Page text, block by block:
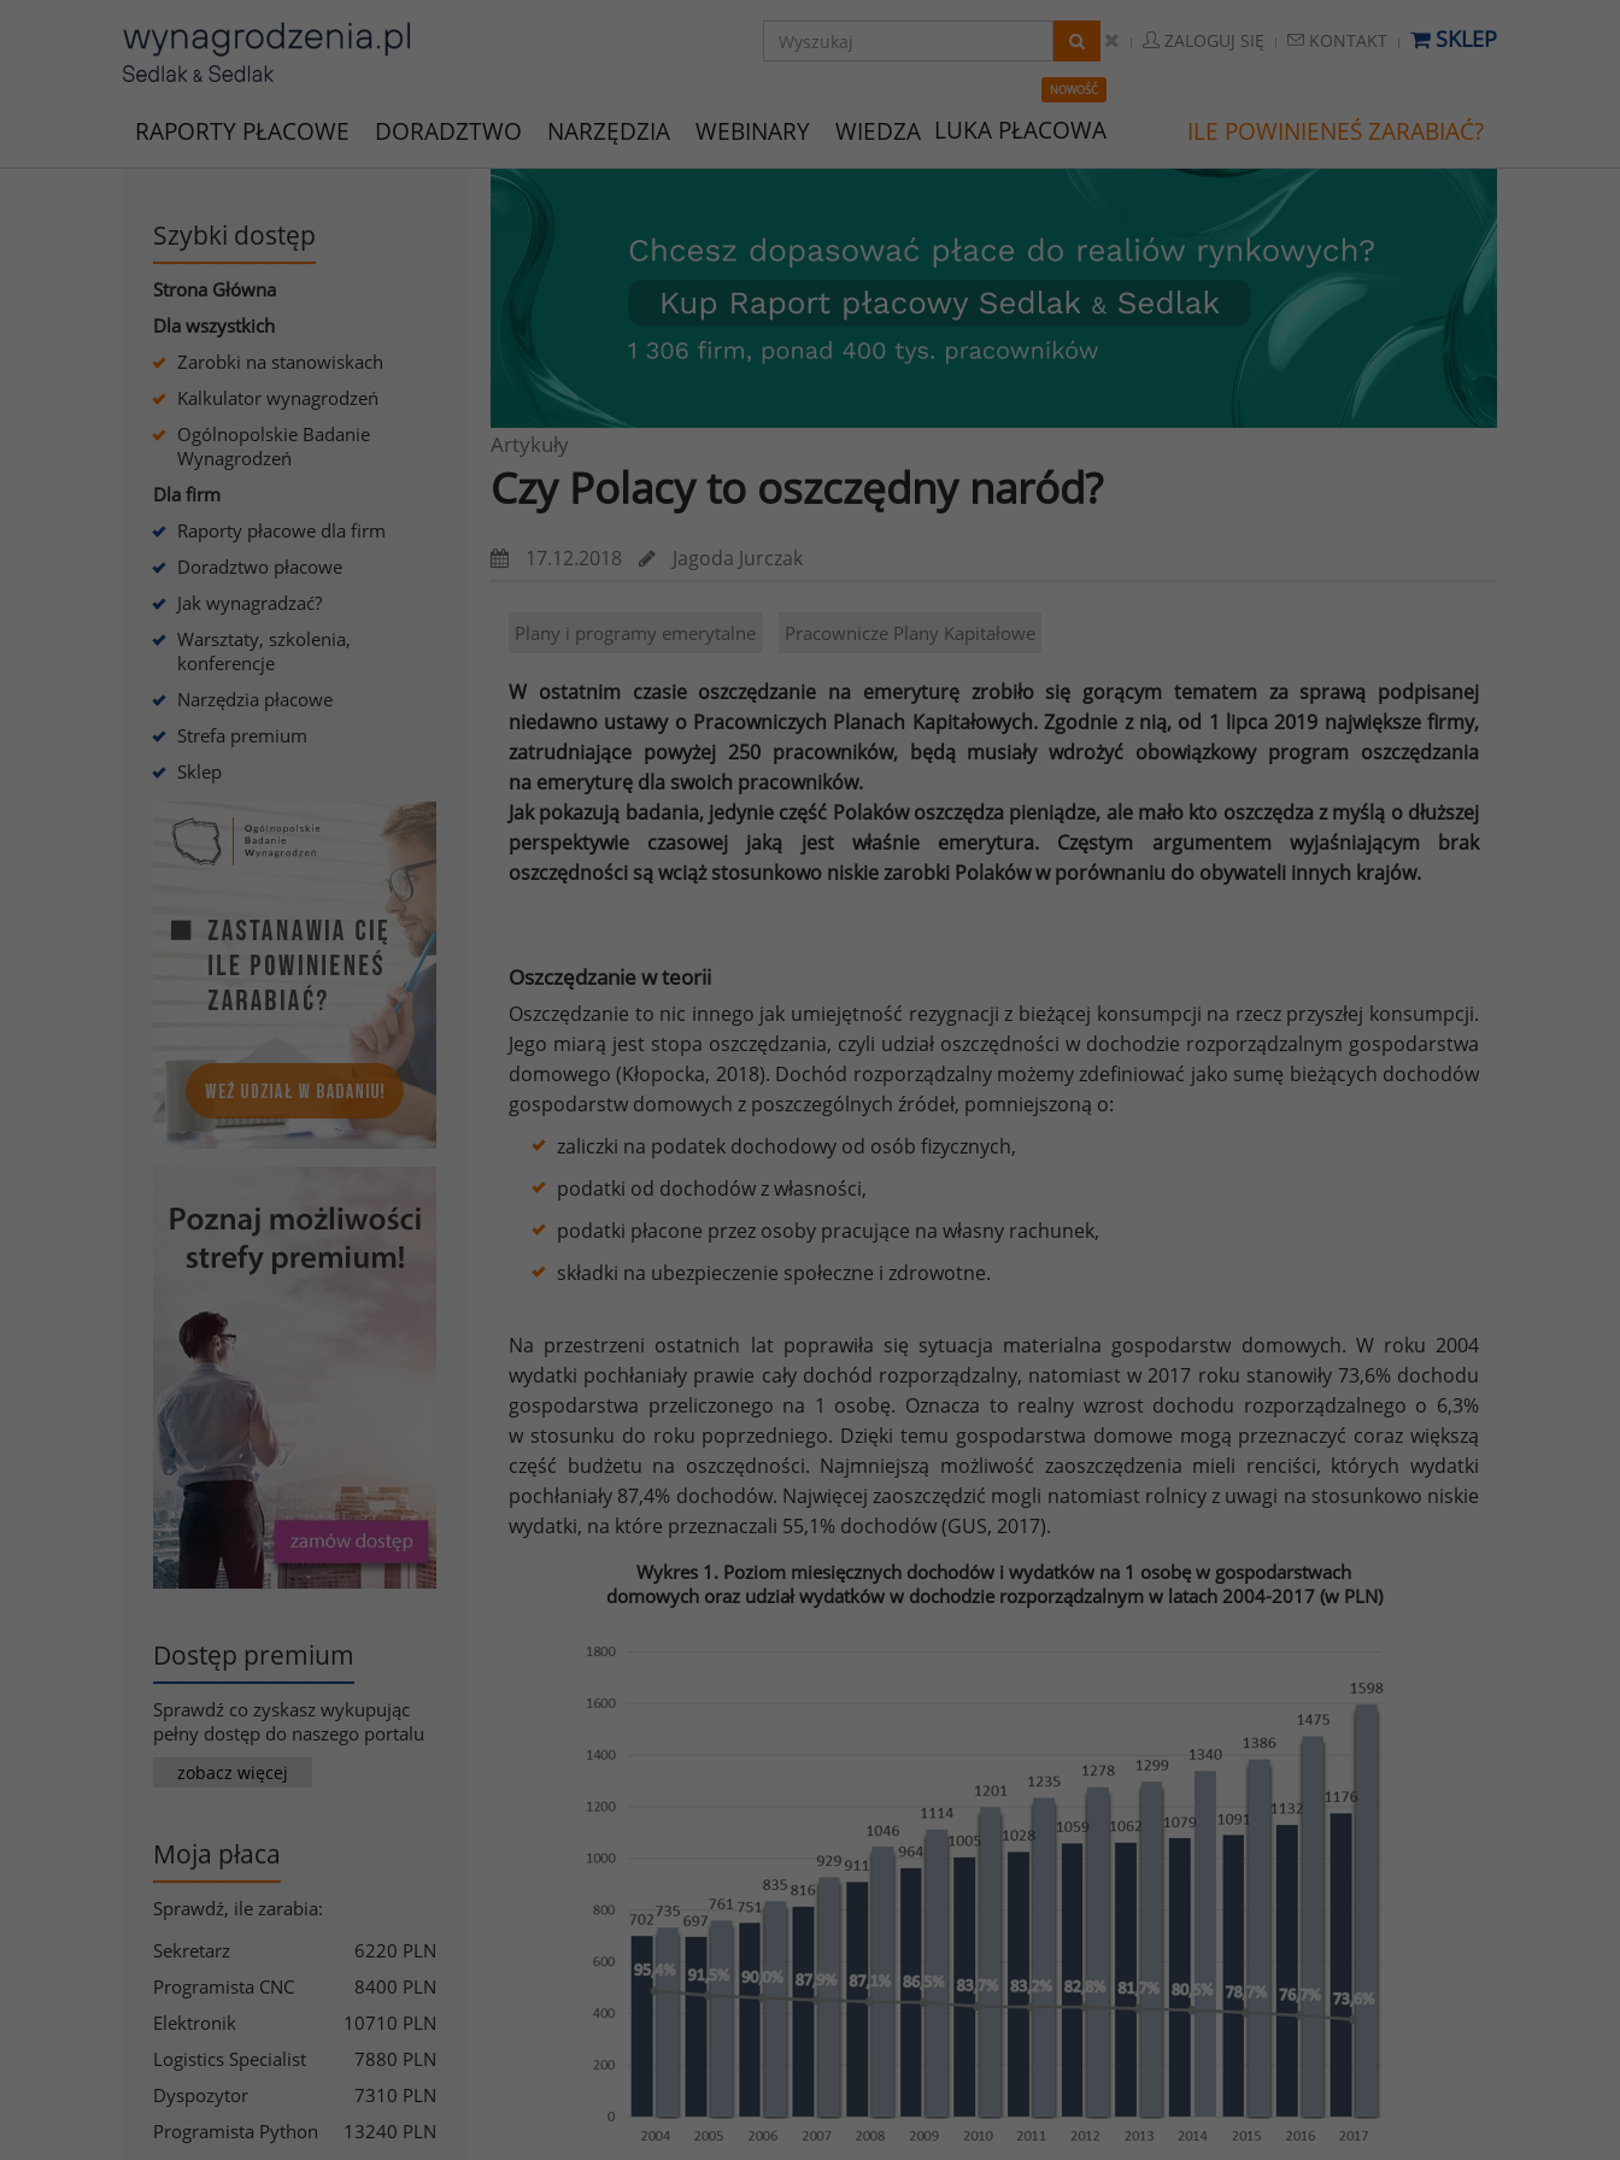
ZALOGUJ SIĘ KONTAKT SKLEP
RAPORTY PŁACOWE DORADZTWO NARZĘDZIA WEBINARY WIEDZA
NOWOŚĆ
LUKA PŁACOWA ILE POWINIENEŚ ZARABIAĆ?
Szybki dostęp
Strona Główna
Dla wszystkich
Zarobki na stanowiskach
Kalkulator wynagrodzeń
Ogólnopolskie Badanie
Wynagrodzeń
Dla firm
Raporty płacowe dla firm
Doradztwo płacowe
Jak wynagradzać?
Warsztaty, szkolenia,
konferencje
Narzędzia płacowe
Strefa premium
Sklep
Dostęp premium
Sprawdź co zyskasz wykupując
pełny dostęp do naszego portalu
zobacz więcej
Moja płaca
Sprawdź, ile zarabia:
Sekretarz
6220 PLN
Programista CNC
8400 PLN
Elektronik
10710 PLN
Logistics Specialist
7880 PLN
Dyspozytor
7310 PLN
Programista Python
13240 PLN
Artykuły
Czy Polacy to oszczędny naród?
17.12.2018 Jagoda Jurczak
Plany i programy emerytalne Pracownicze Plany Kapitałowe
W ostatnim czasie oszczędzanie na emeryturę zrobiło się gorącym tematem za sprawą podpisanej
niedawno ustawy o Pracowniczych Planach Kapitałowych. Zgodnie z nią, od 1 lipca 2019 największe firmy,
zatrudniające powyżej 250 pracowników, będą musiały wdrożyć obowiązkowy program oszczędzania
na emeryturę dla swoich pracowników.
Jak pokazują badania, jedynie część Polaków oszczędza pieniądze, ale mało kto oszczędza z myślą o dłuższej
perspektywie czasowej jaką jest właśnie emerytura. Częstym argumentem wyjaśniającym brak
oszczędności są wciąż stosunkowo niskie zarobki Polaków w porównaniu do obywateli innych krajów.
Oszczędzanie w teorii
Oszczędzanie to nic innego jak umiejętność rezygnacji z bieżącej konsumpcji na rzecz przyszłej konsumpcji.
Jego miarą jest stopa oszczędzania, czyli udział oszczędności w dochodzie rozporządzalnym gospodarstwa
domowego (Kłopocka, 2018). Dochód rozporządzalny możemy zdefiniować jako sumę bieżących dochodów
gospodarstw domowych z poszczególnych źródeł, pomniejszoną o:
zaliczki na podatek dochodowy od osób fizycznych,
podatki od dochodów z własności,
podatki płacone przez osoby pracujące na własny rachunek,
składki na ubezpieczenie społeczne i zdrowotne.
Na przestrzeni ostatnich lat poprawiła się sytuacja materialna gospodarstw domowych. W roku 2004
wydatki pochłaniały prawie cały dochód rozporządzalny, natomiast w 2017 roku stanowiły 73,6% dochodu
gospodarstwa przeliczonego na 1 osobę. Oznacza to realny wzrost dochodu rozporządzalnego o 6,3%
w stosunku do roku poprzedniego. Dzięki temu gospodarstwa domowe mogą przeznaczyć coraz większą
część budżetu na oszczędności. Najmniejszą możliwość zaoszczędzenia mieli renciści, których wydatki
pochłaniały 87,4% dochodów. Najwięcej zaoszczędzić mogli natomiast rolnicy z uwagi na stosunkowo niskie
wydatki, na które przeznaczali 55,1% dochodów (GUS, 2017).
Wykres 1. Poziom miesięcznych dochodów i wydatków na 1 osobę w gospodarstwach
domowych oraz udział wydatków w dochodzie rozporządzalnym w latach 2004-2017 (w PLN)